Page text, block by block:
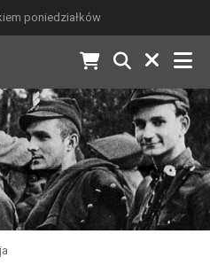
poniedziałków